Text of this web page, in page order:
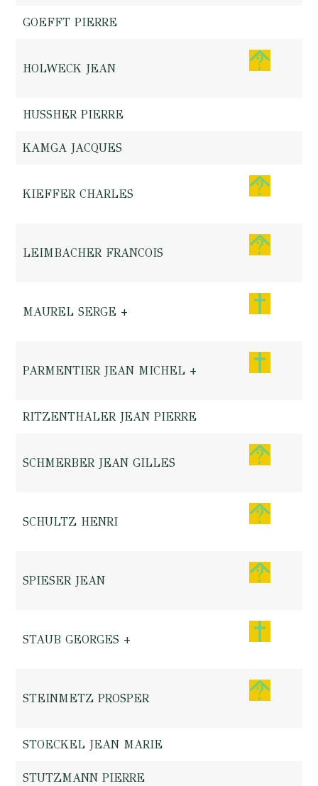
GOEFFT PIERRE
HOLWECK JEAN
HUSSHER PIERRE
KAMGA JACQUES
KIEFFER CHARLES
LEIMBACHER FRANCOIS
MAUREL SERGE +
PARMENTIER JEAN MICHEL +
RITZENTHALER JEAN PIERRE
SCHMERBER JEAN GILLES
SCHULTZ HENRI
SPIESER JEAN
STAUB GEORGES +
STEINMETZ PROSPER
STOECKEL JEAN MARIE
STUTZMANN PIERRE